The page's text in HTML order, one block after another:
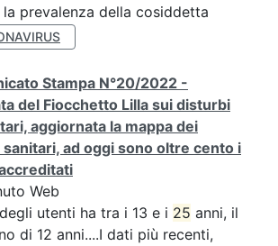
la prevalenza della cosiddetta
Stampa N°20/2022 -
del Fiocchetto Lilla sui disturbi
aggiornata la mappa dei
ad oggi sono oltre cento i
Web
utenti ha tra i 13 e i 25 anni, il
di 12 anni....I dati più recenti,